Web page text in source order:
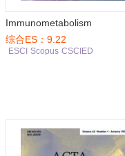
Immunometabolism
综合ES：9.22
ESCI Scopus CSCIED